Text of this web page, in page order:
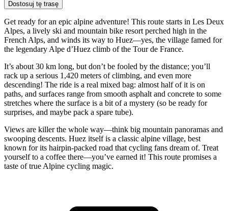
Dostosuj tę trasę
Get ready for an epic alpine adventure! This route starts in Les Deux
Alpes, a lively ski and mountain bike resort perched high in the
French Alps, and winds its way to Huez—yes, the village famed for
the legendary Alpe d’Huez climb of the Tour de France.
It’s about 30 km long, but don’t be fooled by the distance; you’ll
rack up a serious 1,420 meters of climbing, and even more
descending! The ride is a real mixed bag: almost half of it is on
paths, and surfaces range from smooth asphalt and concrete to some
stretches where the surface is a bit of a mystery (so be ready for
surprises, and maybe pack a spare tube).
Views are killer the whole way—think big mountain panoramas and
swooping descents. Huez itself is a classic alpine village, best
known for its hairpin-packed road that cycling fans dream of. Treat
yourself to a coffee there—you’ve earned it! This route promises a
taste of true Alpine cycling magic.